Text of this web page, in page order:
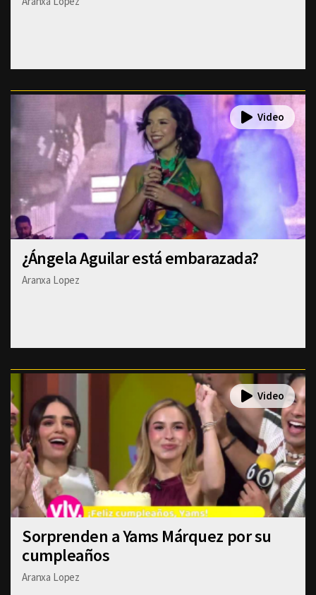
¿Ángela Aguilar está embarazada?
Aranxa Lopez
Sorprenden a Yams Márquez por su
cumpleaños
Aranxa Lopez